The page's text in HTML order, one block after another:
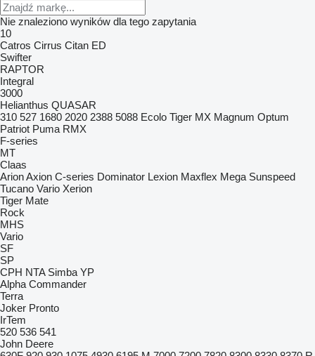
Nie znaleziono wyników dla tego zapytania
10
Catros Cirrus Citan ED
Swifter
RAPTOR
Integral
3000
Helianthus QUASAR
310 527 1680 2020 2388 5088 Ecolo Tiger MX Magnum Optum
Patriot Puma RMX
F-series
MT
Claas
ArionAxion C-series Dominator Lexion Maxflex Mega Sunspeed
Tucano Vario Xerion
Tiger Mate
Rock
MHS
Vario
SF
SP
CPH NTA Simba YP
Alpha Commander
Terra
Joker Pronto
IrTem
520 536 541
John Deere